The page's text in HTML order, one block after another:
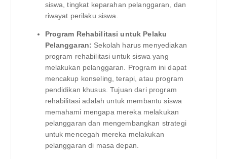
siswa, tingkat keparahan pelanggaran, dan
riwayat perilaku siswa.
Program Rehabilitasi untuk Pelaku
Pelanggaran: Sekolah harus menyediakan
program rehabilitasi untuk siswa yang
melakukan pelanggaran. Program ini dapat
mencakup konseling, terapi, atau program
pendidikan khusus. Tujuan dari program
rehabilitasi adalah untuk membantu siswa
memahami mengapa mereka melakukan
pelanggaran dan mengembangkan strategi
untuk mencegah mereka melakukan
pelanggaran di masa depan.